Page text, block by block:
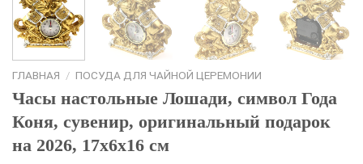
ГЛАВНАЯ / ПОСУДА ДЛЯ ЧАЙНОЙ ЦЕРЕМОНИИ
Часы настольные Лошади, символ Года
Коня, сувенир, оригинальный подарок
на 2026, 17х6х16 см